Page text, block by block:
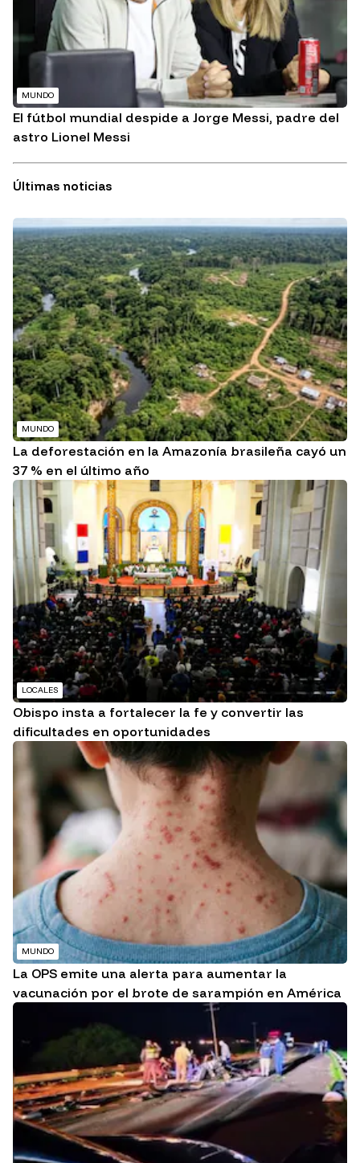
MUNDO
El fútbol mundial despide a Jorge Messi, padre del
astro Lionel Messi
Últimas noticias
MUNDO
La deforestación en la Amazonía brasileña cayó un
37 % en el último año
LOCALES
Obispo insta a fortalecer la fe y convertir las
dificultades en oportunidades
MUNDO
La OPS emite una alerta para aumentar la
vacunación por el brote de sarampión en América